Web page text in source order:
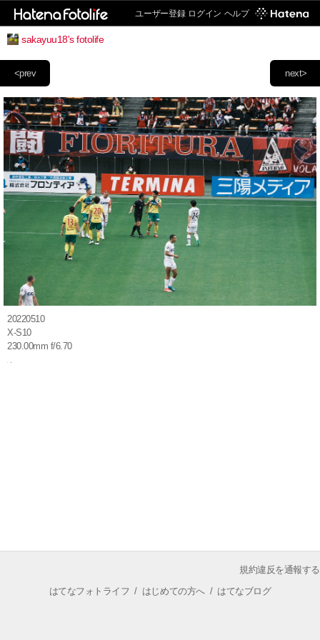
ユーザー登録 ログイン ヘルプ
sakayuu18's fotolife
next>
<prev
20220510
X-S10
230.00mm f/6.70
規約違反を通報する
はてなフォトライフ / はじめての方へ/ はてなブログ